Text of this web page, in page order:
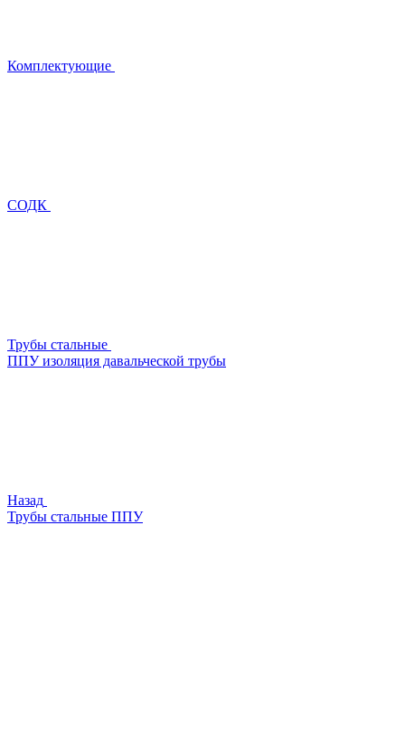
Комплектующие
СОДК
Трубы стальные
ППУ изоляция давальческой трубы
Назад
Трубы стальные ППУ